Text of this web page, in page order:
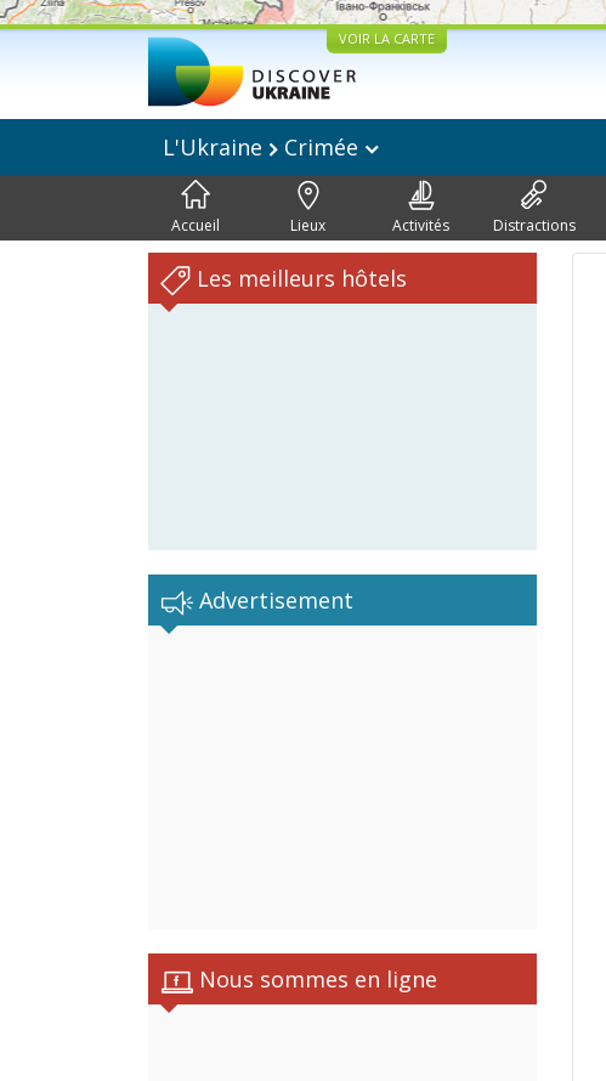
VOIR LA CARTE
L'Ukraine Crimée
Accueil Lieux Activités Distractions
Les meilleurs hôtels
Advertisement
Nous sommes en ligne